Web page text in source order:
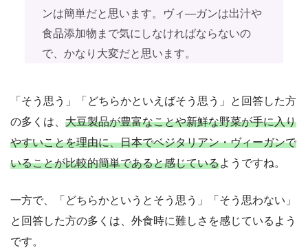
ンは簡単だと思います。ヴィ―ガンは出汁や
食品添加物まで気にしなければならないの
で、かなり大変だと思います。
「そう思う」「どちらかといえばそう思う」と回答した方
の多くは、 大豆製品が豊富なことや新鮮な野菜が手に入り
やすいことを理由に、日本でベジタリアン・ヴィーガンで
いることが比較的簡単であると感じているようですね。
一方で、「どちらかというとそう思う」「そう思わない」
と回答した方の多くは、外食時に難しさを感じているよう
です。